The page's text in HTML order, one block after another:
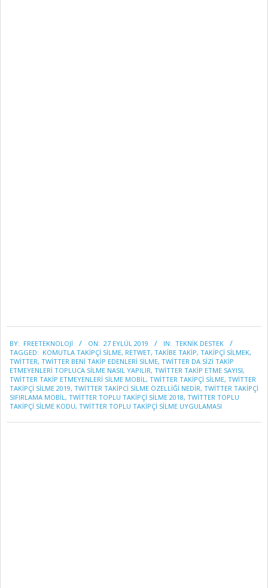
09-
27
BY: FREETEKNOLOJI ON: 27 EYLÜL 2019 IN: TEKNİK DESTEK
TAGGED: KOMUTLA TAKIPÇI SILME, RETWET, TAKIBE TAKIP, TAKIPÇI SILMEK,
TWITTER, TWITTER BENI TAKIP EDENLERI SILME, TWITTER DA SİZİ TAKIP
ETMEYENLERİ TOPLUCA SILME NASIL YAPILIR, TWITTER TAKIP ETME SAYISI,
TWITTER TAKIP ETMEYENLERI SILME MOBIL , TWITTER TAKIPÇI SILME, TWITTER
TAKIPÇI SILME 2019, TWITTER TAKIPCI SILME ÖZELLİĞİ NEDİR, TWITTER TAKIPÇI
SIFIRLAMA MOBIL , TWITTER TOPLU TAKIPÇI SILME 2018, TWITTER TOPLU
TAKIPÇI SILME KODU, TWITTER TOPLU TAKIPÇI SILME UYGULAMASI